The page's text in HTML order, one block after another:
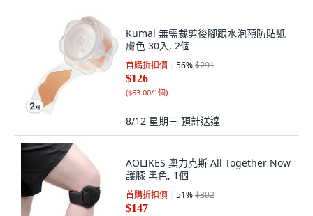
Kumal 無需裁剪後腳跟水泡預防貼紙
膚色 30入, 2個
首購折扣價 56%$291
$126
($63.00/1個)
8/12 星期三 預計送達
AOLIKES 奧力克斯 All Together Now
護膝 黑色, 1個
首購折扣價 51%$302
$147